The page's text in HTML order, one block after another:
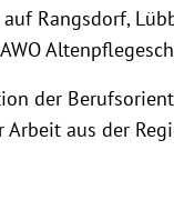
Rangsdorf,
der
aus der